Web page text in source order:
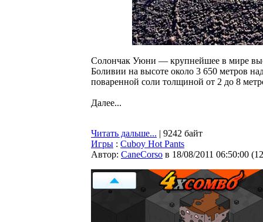
Солончак Уюни — крупнейшее в мире
Боливии на высоте около 3 650 метров
поваренной соли толщиной от 2 до 8
Далее...
Читать дальше... | 9242 байт
Игры : Cuboy Hot Pants
Автор: CaneCorso в 18/08/2011 06:50:00 (